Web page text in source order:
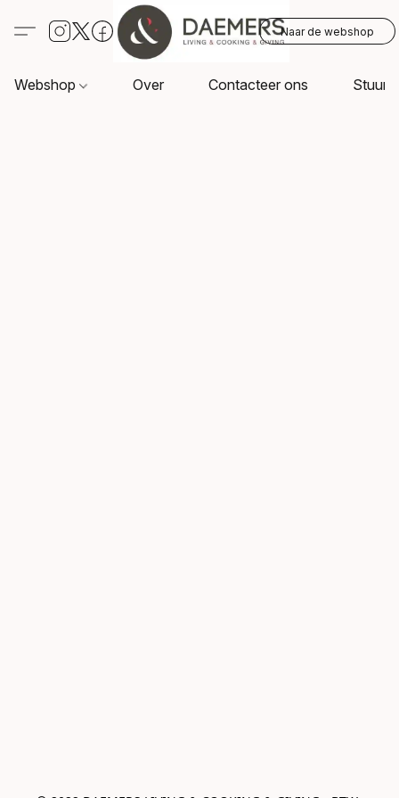
Naar de webshop
Webshop Over Contacteer ons Stuur